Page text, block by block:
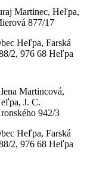
Martinec, Heľpa,
877/17
Heľpa, Farská
2, 976 68 Heľpa
Martincová,
J. C.
942/3
Heľpa, Farská
2, 976 68 Heľpa